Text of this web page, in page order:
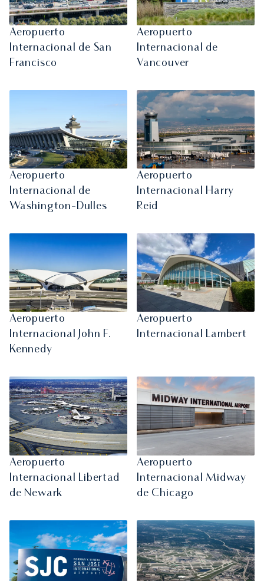
Aeropuerto
Internacional de San
Francisco
Aeropuerto
Internacional de
Vancouver
Aeropuerto
Internacional de
Washington-Dulles
Aeropuerto
Internacional Harry
Reid
Aeropuerto
Internacional John F.
Kennedy
Aeropuerto
Internacional Lambert
Aeropuerto
Internacional Libertad
de Newark
Aeropuerto
Internacional Midway
de Chicago